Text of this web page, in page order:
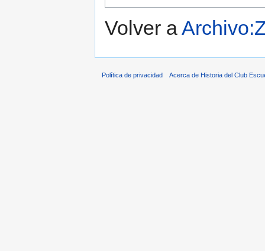
Volver a
Política de privacidad Acerca de Historia del Club